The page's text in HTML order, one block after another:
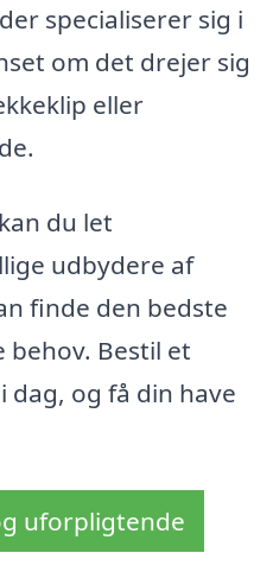
specialiserer sig i
om det drejer sig
eller
du let
udbydere af
finde den bedste
Bestil et
og få din have
uforpligtende